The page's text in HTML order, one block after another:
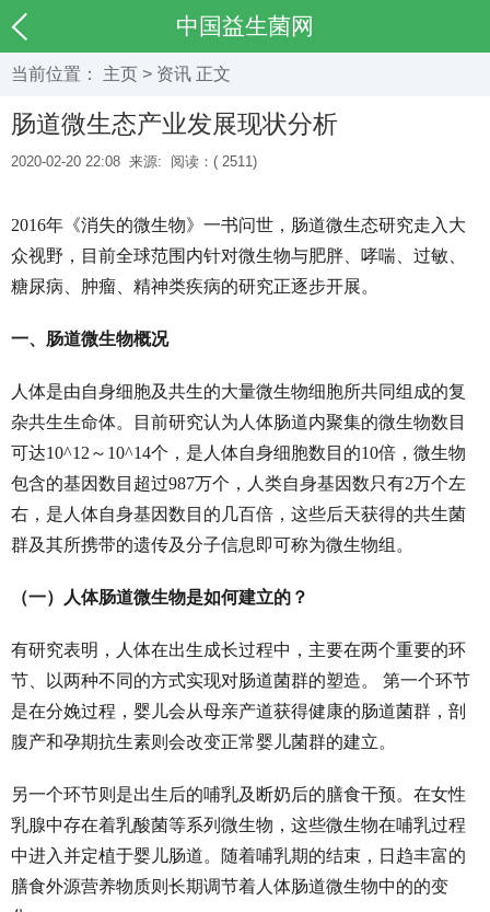
中国益生菌网
当前位置： 主页 > 资讯 正文
肠道微生态产业发展现状分析
2020-02-20 22:08 来源: 阅读：( 2511)
2016年《消失的微生物》一书问世，肠道微生态研究走入大
众视野，目前全球范围内针对微生物与肥胖、哮喘、过敏、
糖尿病、肿瘤、精神类疾病的研究正逐步开展。
一、肠道微生物概况
人体是由自身细胞及共生的大量微生物细胞所共同组成的复
杂共生生命体。目前研究认为人体肠道内聚集的微生物数目
可达10^12～10^14个，是人体自身细胞数目的10倍，微生物
包含的基因数目超过987万个，人类自身基因数只有2万个左
右，是人体自身基因数目的几百倍，这些后天获得的共生菌
群及其所携带的遗传及分子信息即可称为微生物组。
（一）人体肠道微生物是如何建立的？
有研究表明，人体在出生成长过程中，主要在两个重要的环
节、以两种不同的方式实现对肠道菌群的塑造。 第一个环节
是在分娩过程，婴儿会从母亲产道获得健康的肠道菌群，剖
腹产和孕期抗生素则会改变正常婴儿菌群的建立。
另一个环节则是出生后的哺乳及断奶后的膳食干预。在女性
乳腺中存在着乳酸菌等系列微生物，这些微生物在哺乳过程
中进入并定植于婴儿肠道。随着哺乳期的结束，日趋丰富的
膳食外源营养物质则长期调节着人体肠道微生物中的的变